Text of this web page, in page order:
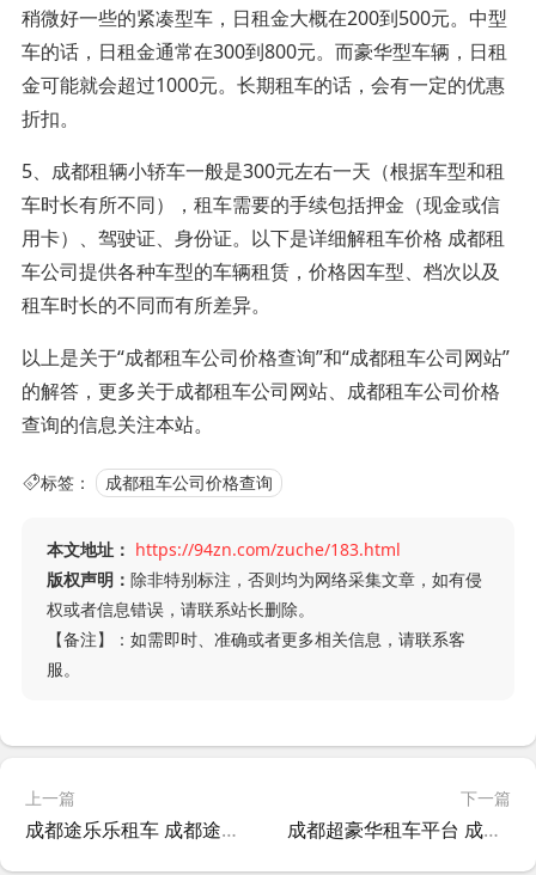
稍微好一些的紧凑型车，日租金大概在200到500元。中型
车的话，日租金通常在300到800元。而豪华型车辆，日租
金可能就会超过1000元。长期租车的话，会有一定的优惠
折扣。
5、成都租辆小轿车一般是300元左右一天（根据车型和租
车时长有所不同），租车需要的手续包括押金（现金或信
用卡）、驾驶证、身份证。以下是详细解租车价格 成都租
车公司提供各种车型的车辆租赁，价格因车型、档次以及
租车时长的不同而有所差异。
以上是关于“成都租车公司价格查询”和“成都租车公司网站”
的解答，更多关于成都租车公司网站、成都租车公司价格
查询的信息关注本站。
标签： 成都租车公司价格查询
本文地址： https://94zn.com/zuche/183.html
版权声明： 除非特别标注，否则均为网络采集文章，如有侵
权或者信息错误，请联系站长删除。
【备注】：如需即时、准确或者更多相关信息，请联系客
服。
上一篇
成都途乐乐租车 成都途乐4s店地址?
下一篇
成都超豪华租车平台 成都超豪华租车平台有哪些?